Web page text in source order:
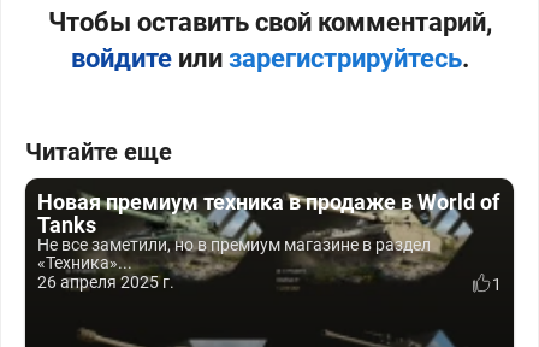
Чтобы оставить свой комментарий,
войдитеили зарегистрируйтесь.
Читайте еще
Новая премиум техника в продаже в World of
Tanks
Не все заметили, но в премиум магазине в раздел
«Техника»...
26 апреля 2025 г.
1